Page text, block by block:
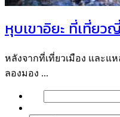
หุบเขาอิยะ ที่เที่ย
หลังจากที่เที่ยวเมือง และแ
ลองมอง ...